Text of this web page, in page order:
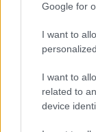
Google for
I want to
I want to
related to
device